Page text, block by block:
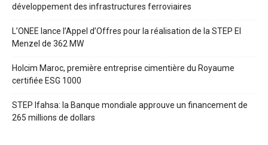
développement des infrastructures ferroviaires
L’ONEE lance l’Appel d’Offres pour la réalisation de la STEP El
Menzel de 362 MW
Holcim Maroc, première entreprise cimentière du Royaume
certifiée ESG 1000
STEP Ifahsa: la Banque mondiale approuve un financement de
265 millions de dollars